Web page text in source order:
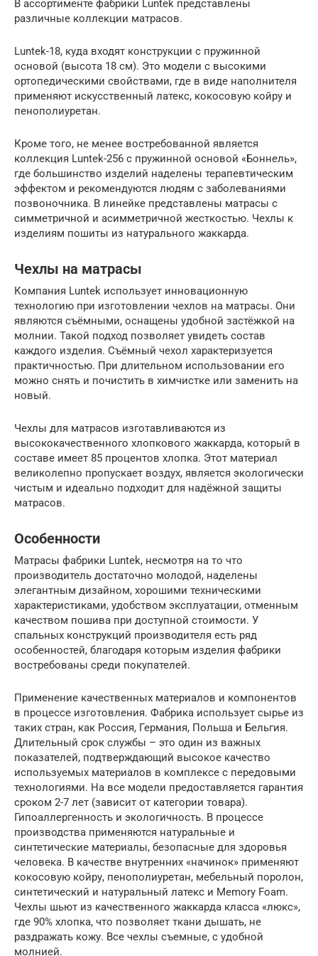
В ассортименте фабрики Luntek представлены
различные коллекции матрасов.
Luntek-18, куда входят конструкции с пружинной
основой (высота 18 см). Это модели с высокими
ортопедическими свойствами, где в виде наполнителя
применяют искусственный латекс, кокосовую койру и
пенополиуретан.
Кроме того, не менее востребованной является
коллекция Luntek-256 с пружинной основой «Боннель»,
где большинство изделий наделены терапевтическим
эффектом и рекомендуются людям с заболеваниями
позвоночника. В линейке представлены матрасы с
симметричной и асимметричной жесткостью. Чехлы к
изделиям пошиты из натурального жаккарда.
Чехлы на матрасы
Компания Luntek использует инновационную
технологию при изготовлении чехлов на матрасы. Они
являются съёмными, оснащены удобной застёжкой на
молнии. Такой подход позволяет увидеть состав
каждого изделия. Съёмный чехол характеризуется
практичностью. При длительном использовании его
можно снять и почистить в химчистке или заменить на
новый.
Чехлы для матрасов изготавливаются из
высококачественного хлопкового жаккарда, который в
составе имеет 85 процентов хлопка. Этот материал
великолепно пропускает воздух, является экологически
чистым и идеально подходит для надёжной защиты
матрасов.
Особенности
Матрасы фабрики Luntek, несмотря на то что
производитель достаточно молодой, наделены
элегантным дизайном, хорошими техническими
характеристиками, удобством эксплуатации, отменным
качеством пошива при доступной стоимости. У
спальных конструкций производителя есть ряд
особенностей, благодаря которым изделия фабрики
востребованы среди покупателей.
Применение качественных материалов и компонентов
в процессе изготовления. Фабрика использует сырье из
таких стран, как Россия, Германия, Польша и Бельгия.
Длительный срок службы – это один из важных
показателей, подтверждающий высокое качество
используемых материалов в комплексе с передовыми
технологиями. На все модели предоставляется гарантия
сроком 2-7 лет (зависит от категории товара).
Гипоаллергенность и экологичность. В процессе
производства применяются натуральные и
синтетические материалы, безопасные для здоровья
человека. В качестве внутренних «начинок» применяют
кокосовую койру, пенополиуретан, мебельный поролон,
синтетический и натуральный латекс и Memory Foam.
Чехлы шьют из качественного жаккарда класса «люкс»,
где 90% хлопка, что позволяет ткани дышать, не
раздражать кожу. Все чехлы съемные, с удобной
молнией.